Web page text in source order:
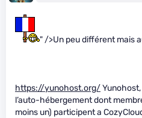
" />Un peu différent mais
https://yunohost.org/
l’auto-hébergement dont
moins un) participent a